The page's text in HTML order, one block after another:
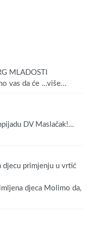
MLADOSTI
vas da će …više...
DV Maslačak!…
djecu primjenju u vrtić
djeca Molimo da,